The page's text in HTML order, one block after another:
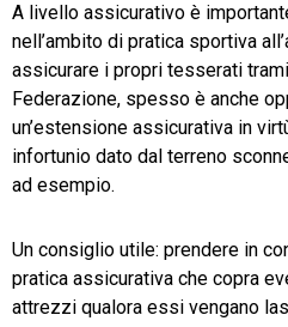
A livello assicurativo è
nell’ambito di pratica sportiva
assicurare i propri tesserati
Federazione, spesso è anche
un’estensione assicurativa in
infortunio dato dal terreno
ad esempio.
Un consiglio utile: prendere in
pratica assicurativa che copra
attrezzi qualora essi vengano